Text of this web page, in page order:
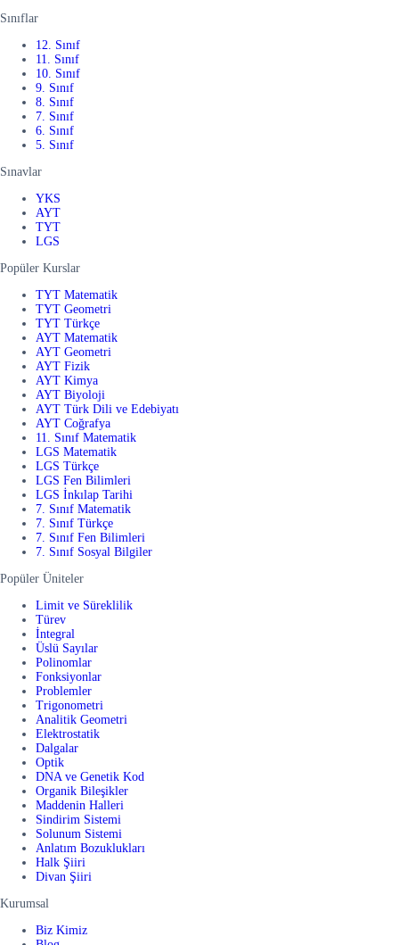
Sınıflar
12. Sınıf
11. Sınıf
10. Sınıf
9. Sınıf
8. Sınıf
7. Sınıf
6. Sınıf
5. Sınıf
Sınavlar
YKS
AYT
TYT
LGS
Popüler Kurslar
TYT Matematik
TYT Geometri
TYT Türkçe
AYT Matematik
AYT Geometri
AYT Fizik
AYT Kimya
AYT Biyoloji
AYT Türk Dili ve Edebiyatı
AYT Coğrafya
11. Sınıf Matematik
LGS Matematik
LGS Türkçe
LGS Fen Bilimleri
LGS İnkılap Tarihi
7. Sınıf Matematik
7. Sınıf Türkçe
7. Sınıf Fen Bilimleri
7. Sınıf Sosyal Bilgiler
Popüler Üniteler
Limit ve Süreklilik
Türev
İntegral
Üslü Sayılar
Polinomlar
Fonksiyonlar
Problemler
Trigonometri
Analitik Geometri
Elektrostatik
Dalgalar
Optik
DNA ve Genetik Kod
Organik Bileşikler
Maddenin Halleri
Sindirim Sistemi
Solunum Sistemi
Anlatım Bozuklukları
Halk Şiiri
Divan Şiiri
Kurumsal
Biz Kimiz